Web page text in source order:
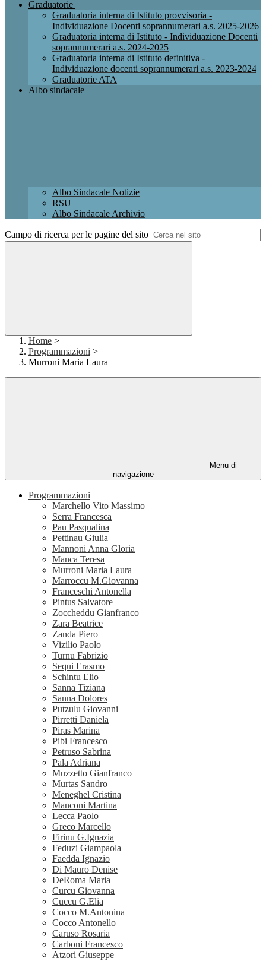
Graduatorie
Graduatoria interna di Istituto provvisoria -
Individuazione Docenti soprannumerari a.s. 2025-2026
Graduatoria interna di Istituto - Individuazione Docenti
soprannumerari a.s. 2024-2025
Graduatoria interna di Istituto definitiva -
Individuazione docenti soprannumerari a.s. 2023-2024
Graduatorie ATA
Albo sindacale
Albo Sindacale Notizie
RSU
Albo Sindacale Archivio
Campo di ricerca per le pagine del sito
Home >
Programmazioni >
Murroni Maria Laura
Menu di
navigazione
Programmazioni
Marchello Vito Massimo
Serra Francesca
Pau Pasqualina
Pettinau Giulia
Mannoni Anna Gloria
Manca Teresa
Murroni Maria Laura
Marroccu M.Giovanna
Franceschi Antonella
Pintus Salvatore
Zoccheddu Gianfranco
Zara Beatrice
Zanda Piero
Vizilio Paolo
Turnu Fabrizio
Sequi Erasmo
Schintu Elio
Sanna Tiziana
Sanna Dolores
Putzulu Giovanni
Pirretti Daniela
Piras Marina
Pibi Francesco
Petruso Sabrina
Pala Adriana
Muzzetto Gianfranco
Murtas Sandro
Meneghel Cristina
Manconi Martina
Lecca Paolo
Greco Marcello
Firinu G.Ignazia
Feduzi Giampaola
Faedda Ignazio
Di Mauro Denise
DeRoma Maria
Curcu Giovanna
Cuccu G.Elia
Cocco M.Antonina
Cocco Antonello
Caruso Rosaria
Carboni Francesco
Atzori Giuseppe